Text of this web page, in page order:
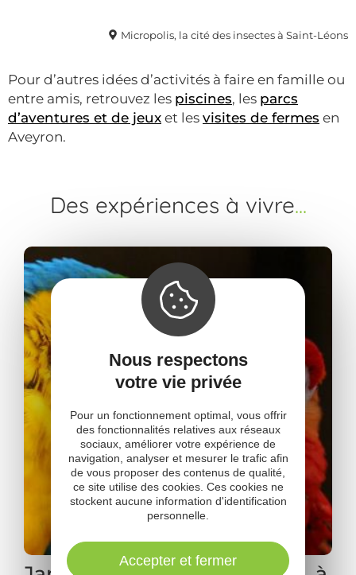
Micropolis, la cité des insectes à Saint-Léons
Pour d’autres idées d’activités à faire en famille ou
entre amis, retrouvez les piscines, les parcs
d’aventures et de jeux et les visites de fermes en
Aveyron.
Des expériences à vivre
Nous respectons
votre vie privée
Pour un fonctionnement optimal, vous offrir
des fonctionnalités relatives aux réseaux
sociaux, améliorer votre expérience de
navigation, analyser et mesurer le trafic afin
de vous proposer des contenus de qualité,
ce site utilise des cookies. Ces cookies ne
stockent aucune information d'identification
personnelle.
Accepter et fermer